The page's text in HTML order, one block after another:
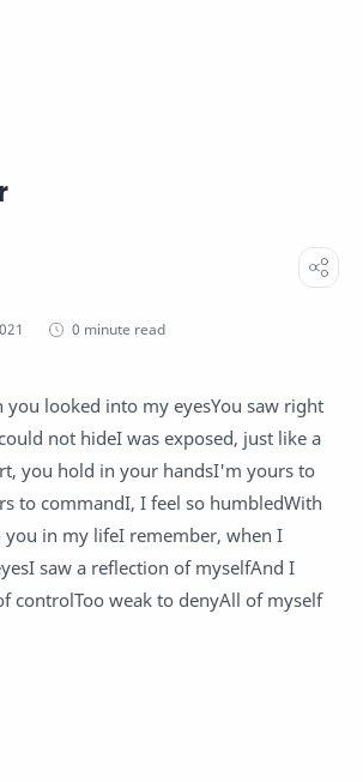
0 minute read
looked into my eyesYou saw right
not hideI was exposed, just like a
you hold in your handsI'm yours to
to commandI, I feel so humbledWith
in my lifeI remember, when I
saw a reflection of myselfAnd I
controlToo weak to denyAll of myself